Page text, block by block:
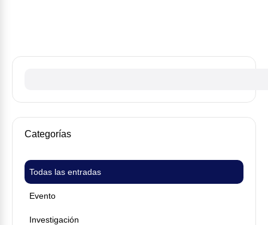
Categorías
Evento
Investigación
Todas las entradas